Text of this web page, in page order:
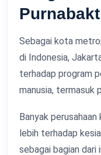
Sebagai kota
di Indonesia,
terhadap program
manusia, termasuk
Banyak
lebih terhadap
sebagai bagian dari